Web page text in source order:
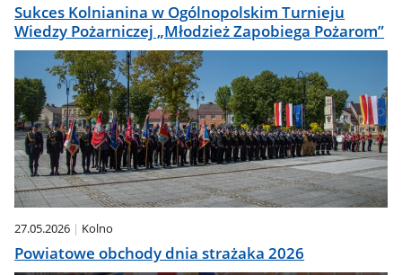
Sukces Kolnianina w Ogólnopolskim Turnieju
Wiedzy Pożarniczej „Młodzież Zapobiega Pożarom”
27.05.2026 Kolno
Powiatowe obchody dnia strażaka 2026